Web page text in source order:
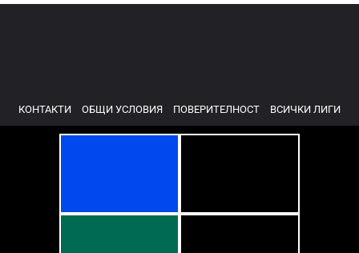
КОНТАКТИ ОБЩИ УСЛОВИЯ ПОВЕРИТЕЛНОСТ ВСИЧКИ ЛИГИ